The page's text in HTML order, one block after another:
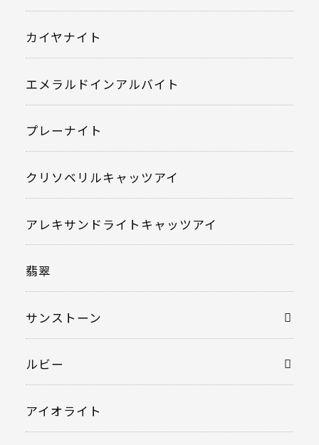
カイヤナイト
エメラルドインアルバイト
プレーナイト
クリソベリルキャッツアイ
アレキサンドライトキャッツアイ
翡翠
サンストーン
ルビー
アイオライト